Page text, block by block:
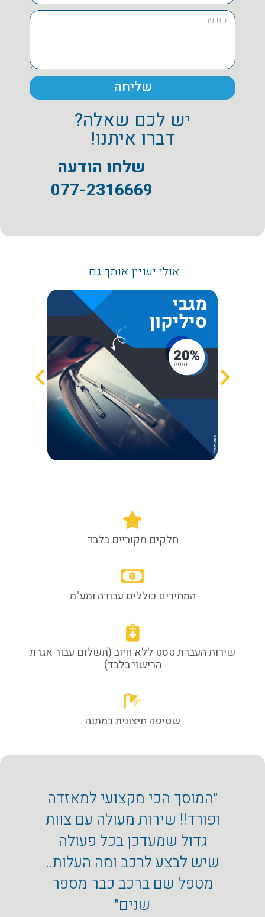
שליחה
יש לכם שאלה?
דברו איתנו!
שלחו הודעה
077-2316669
אולי יעניין אותך גם:
חלקים מקוריים בלבד
המחירים כוללים עבודה ומע"מ
שירות העברת טסט ללא חיוב (תשלום עבור אגרת
הרישוי בלבד)
שטיפה חיצונית במתנה
״המוסך הכי מקצועי למאזדה
ופורד!! שירות מעולה עם צוות
גדול שמעדכן בכל פעולה
שיש לבצע לרכב ומה העלות..
מטפל שם ברכב כבר מספר
שנים״